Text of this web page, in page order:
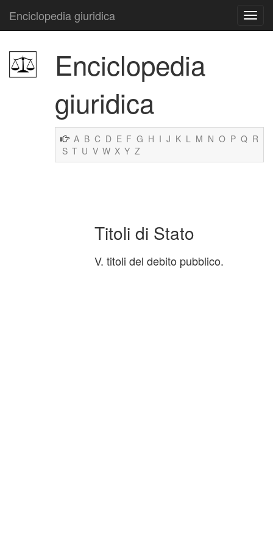
Enciclopedia giuridica
Enciclopedia
giuridica
A B C D E F G H I J K L M N O P Q R
S T U V W X Y Z
Titoli di Stato
V. titoli del debito pubblico.